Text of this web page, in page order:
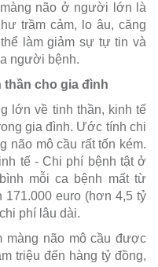
não ở người lớn là
trầm cảm, lo âu, căng
làm giảm sự tự tin và
người bệnh.
thần cho gia đình
lớn về tinh thần, kinh tế
gia đình. Ước tính chi
não mô cầu rất tốn kém.
tế - Chi phí bệnh tật ở
mỗi ca bệnh mất từ
171.000 euro (hơn 4,5 tỷ
phí lâu dài.
màng não mô cầu được
triệu đến hàng tỷ đồng,